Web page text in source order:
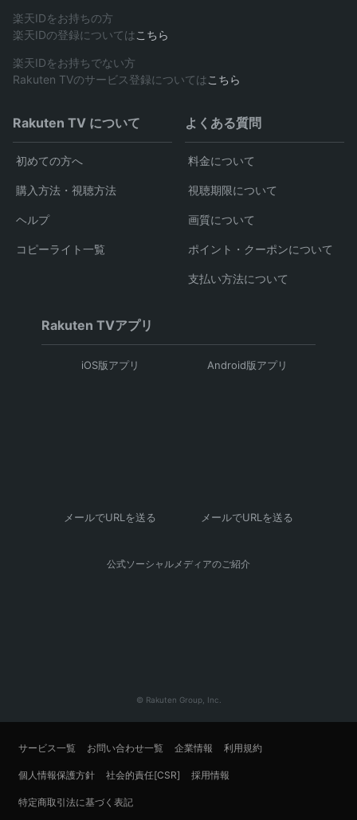
楽天IDをお持ちの方
楽天IDの登録については こちら
楽天IDをお持ちでない方
Rakuten TVのサービス登録については こちら
Rakuten TV について
初めての方へ
購入方法・視聴方法
ヘルプ
コピーライト一覧
よくある質問
料金について
視聴期限について
画質について
ポイント・クーポンについて
支払い方法について
Rakuten TVアプリ
iOS版アプリ
メールでURLを送る
Android版アプリ
メールでURLを送る
公式ソーシャルメディアのご紹介
© Rakuten Group, Inc.
サービス一覧 お問い合わせ一覧 企業情報 利用規約
個人情報保護方針 社会的責任[CSR] 採用情報
特定商取引法に基づく表記